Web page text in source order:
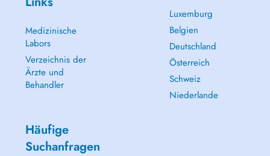
Medizinische
Labors
Verzeichnis der
Ärzte und
Behandler
Luxemburg
Belgien
Deutschland
Österreich
Schweiz
Niederlande
Häufige
Suchanfragen